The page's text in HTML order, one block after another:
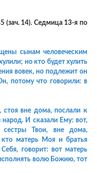
(зач. 14). Седмица 13-я по
сынам человеческим
но кто будет хулить
вовек, но подлежит он
потому что говорили: в
вне дома, послали к
И сказали Ему: вот,
Твои, вне дома,
матерь Моя и братья
говорит: вот матерь
волю Божию, тот